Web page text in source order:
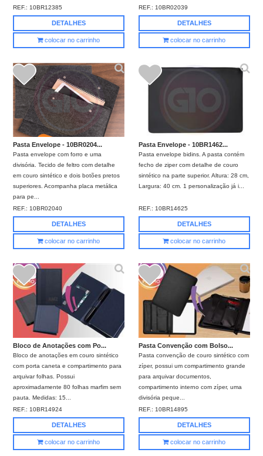
REF.:10BR12385
DETALHES
colocar no carrinho
REF.:10BR02039
DETALHES
colocar no carrinho
Pasta Envelope - 10BR0204...
Pasta envelope com forro e uma
divisória. Tecido de feltro com detalhe
em couro sintético e dois botões pretos
superiores. Acompanha placa metálica
para pe...
REF.: 10BR02040
DETALHES
colocar no carrinho
Pasta Envelope - 10BR1462...
Pasta envelope bidins. A pasta contém
fecho de ziper com detalhe de couro
sintético na parte superior. Altura: 28 cm,
Largura: 40 cm. 1 personalização já i...
REF.: 10BR14625
DETALHES
colocar no carrinho
Bloco de Anotações com Po...
Bloco de anotações em couro sintético
com porta caneta e compartimento para
arquivar folhas. Possui
aproximadamente 80 folhas marfim sem
pauta. Medidas: 15...
REF.: 10BR14924
DETALHES
colocar no carrinho
Pasta Convenção com Bolso...
Pasta convenção de couro sintético com
zíper, possui um compartimento grande
para arquivar documentos,
compartimento interno com zíper, uma
divisória peque...
REF.: 10BR14895
DETALHES
colocar no carrinho